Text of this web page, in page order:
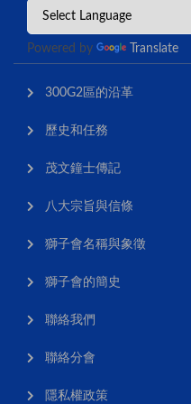
Powered by Translate
300G2區的沿革
歷史和任務
茂文鐘士傳記
八大宗旨與信條
獅子會名稱與象徵
獅子會的簡史
聯絡我們
聯絡分會
隱私權政策